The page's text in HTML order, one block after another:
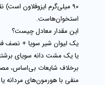
۹۰ میلی‌گرم ایزوفلاون
استخوان‌هاست.
این مقدار معادل چیست؟
یک لیوان شیر سویا + نصف
یا یک مشت دانه سویای
برخلاف شایعات بی‌اساس،
منفی با هورمون‌های مردانه یا